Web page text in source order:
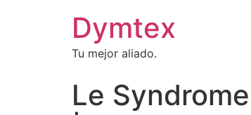
Dymtex
Tu mejor aliado.
Le